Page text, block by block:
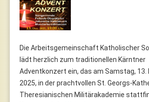
Die Arbeitsgemeinschaft Katholischer
lädt herzlich zum traditionellen Kärntner
Adventkonzert ein, das am Samstag, 13.
2025, in der prachtvollen St. Georgs-
Theresianischen Militärakademie